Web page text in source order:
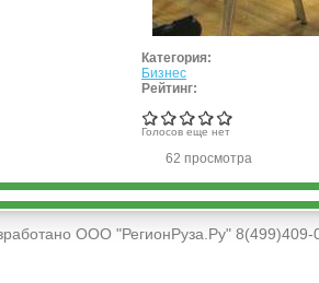
Категория:
Бизнес
Рейтинг:
Голосов еще нет
62 просмотра
ООО "РегионРуза.Ру" 8(499)409-